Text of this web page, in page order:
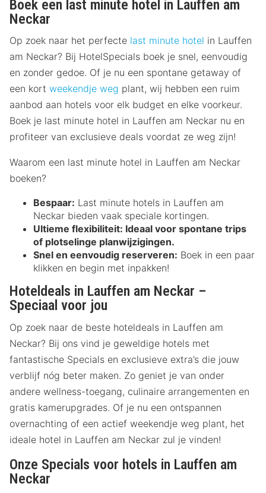
Boek een last minute hotel in Lauffen am
Neckar
Op zoek naar het perfecte last minute hotel in Lauffen
am Neckar? Bij HotelSpecials boek je snel, eenvoudig
en zonder gedoe. Of je nu een spontane getaway of
een kort weekendje weg plant, wij hebben een ruim
aanbod aan hotels voor elk budget en elke voorkeur.
Boek je last minute hotel in Lauffen am Neckar nu en
profiteer van exclusieve deals voordat ze weg zijn!
Waarom een last minute hotel in Lauffen am Neckar
boeken?
Bespaar: Last minute hotels in Lauffen am
Neckar bieden vaak speciale kortingen.
Ultieme flexibiliteit: Ideaal voor spontane trips
of plotselinge planwijzigingen.
Snel en eenvoudig reserveren: Boek in een paar
klikken en begin met inpakken!
Hoteldeals in Lauffen am Neckar –
Speciaal voor jou
Op zoek naar de beste hoteldeals in Lauffen am
Neckar? Bij ons vind je geweldige hotels met
fantastische Specials en exclusieve extra’s die jouw
verblijf nóg beter maken. Zo geniet je van onder
andere wellness-toegang, culinaire arrangementen en
gratis kamerupgrades. Of je nu een ontspannen
overnachting of een actief weekendje weg plant, het
ideale hotel in Lauffen am Neckar zul je vinden!
Onze Specials voor hotels in Lauffen am
Neckar